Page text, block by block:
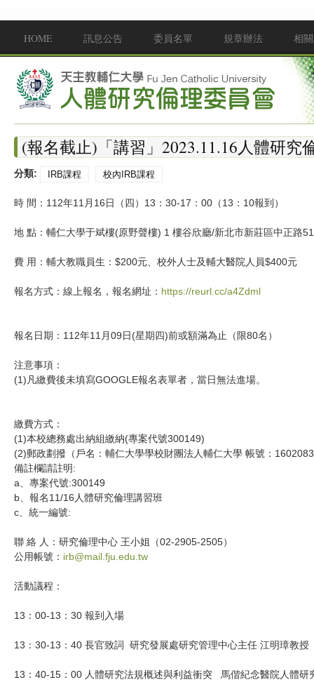
Main menu
HOME 訊息公告 委員名單 規章辦法 相
(報名截止)「講習」2023.11.16人體研究
分類: IRB課程 校內IRB課程
時 間：112年11月16日（四）13：30-17：00（13：10報到）
地 點：輔仁大學于斌樓(原野聲樓) 1 樓谷欣廳/新北市新莊區中正路
費 用：輔大教職員生：$200元、校外人士及輔大醫院人員$400元
報名方式：線上報名，報名網址： https://reurl.cc/a4Zdml
報名日期：112年11月09日(星期四)前或額滿為止（限80名）
注意事項：
(1)凡繳費後未填寫GOOGLE報名表單者，當日無法進場。
繳費方式：
(1)本校總務處出納組繳納(專案代號300149)
(2)郵政劃撥（戶名：輔仁大學學校財團法人輔仁大學 帳號：
備註欄請註明:
a、專案代號:300149
b、報名11/16人體研究倫理講習班
c、統一編號:
聯 絡 人：研究倫理中心 王小姐（02-2905-2505）
公用帳號： irb@mail.fju.edu.tw
活動議程：
13：00-13：30 報到入場
13：30-13：40 長官致詞 研究發展處研究管理中心主任 江明璋教授
13：40-15：00 人體研究法規概述與利益衝突 馬偕紀念醫院人體研